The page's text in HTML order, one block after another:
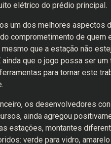
elétrico do prédio principal.
um dos melhores aspectos
comprometimento de
que a estação não
que o jogo possa ser
para tornar este
os desenvolvedores
ainda agregou
estações, montantes
verde para vidro,